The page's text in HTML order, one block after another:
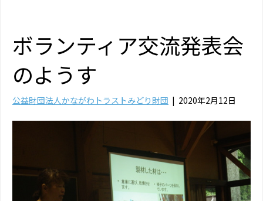
ボランティア交流発表会
のようす
公益財団法人かながわトラストみどり財団 | 2020年2月12日